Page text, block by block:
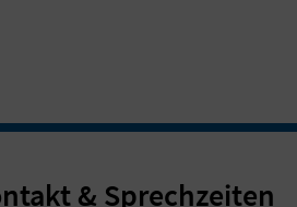
& Sprechzeiten